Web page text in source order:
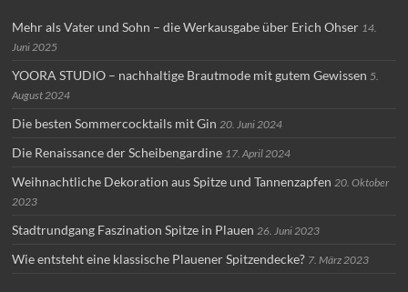
Mehr als Vater und Sohn – die Werkausgabe über Erich Ohser 14.
Juni 2025
YOORA STUDIO – nachhaltige Brautmode mit gutem Gewissen 5.
August 2024
Die besten Sommercocktails mit Gin 20. Juni 2024
Die Renaissance der Scheibengardine 17. April 2024
Weihnachtliche Dekoration aus Spitze und Tannenzapfen 20. Oktober
2023
Stadtrundgang Faszination Spitze in Plauen 26. Juni 2023
Wie entsteht eine klassische Plauener Spitzendecke? 7. März 2023